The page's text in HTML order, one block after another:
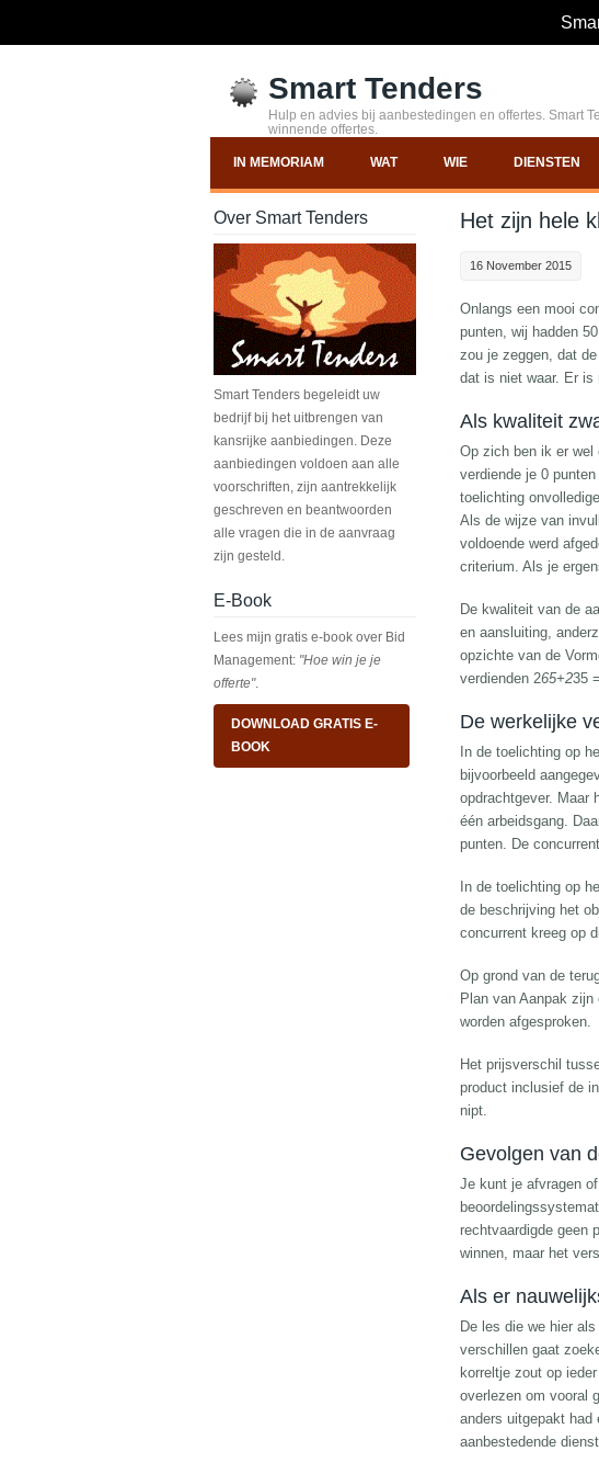
Smart Tenders
Hulp en advies bij aanbestedingen en offertes. Smart
winnende offertes.
IN MEMORIAM WAT WIE DIENSTEN
Het zijn hele
16 November 2015
Onlangs een mooi
punten, wij hadden
zou je zeggen, dat
dat is niet waar. Er
Als kwaliteit
Op zich ben ik er wel
verdiende je 0
toelichting
Als de wijze van
voldoende werd
criterium. Als je
De kwaliteit van de
en aansluiting,
opzichte van de
verdienden 265+235
De werkelijke
In de toelichting op
bijvoorbeeld
opdrachtgever. Maar
één arbeidsgang.
punten. De
In de toelichting op
de beschrijving het
concurrent kreeg op
Op grond van de
Plan van Aanpak
worden afgesproken.
Het prijsverschil
product inclusief de
nipt.
Gevolgen van
Je kunt je afvragen
rechtvaardigde geen
winnen, maar het
Als er
De les die we hier
verschillen gaat
korreltje zout op
overlezen om vooral
anders uitgepakt had
aanbestedende
Over Smart Tenders
Smart Tenders begeleidt uw
bedrijf bij het uitbrengen van
kansrijke aanbiedingen. Deze
aanbiedingen voldoen aan alle
voorschriften, zijn aantrekkelijk
geschreven en beantwoorden
alle vragen die in de aanvraag
zijn gesteld.
E-Book
Lees mijn gratis e-book over Bid
Management: "Hoe win je je
offerte".
DOWNLOAD GRATIS E-
BOOK